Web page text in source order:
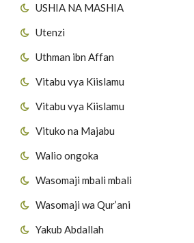
USHIA NA MASHIA
Utenzi
Uthman ibn Affan
Vitabu vya Kiislamu
Vitabu vya Kiislamu
Vituko na Majabu
Walio ongoka
Wasomaji mbali mbali
Wasomaji wa Qur’ani
Yakub Abdallah